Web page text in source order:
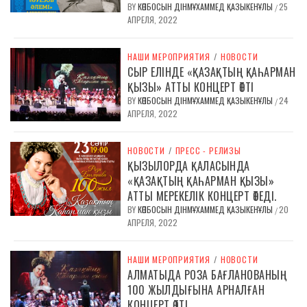
BYКӨПБОСЫН ДІНМҰХАММЕД ҚАЗЫКЕНҰЛЫ /25
АПРЕЛЯ, 2022
НАШИ МЕРОПРИЯТИЯ / НОВОСТИ
СЫР ЕЛІНДЕ «ҚАЗАҚТЫҢ ҚАҺАРМАН
ҚЫЗЫ» АТТЫ КОНЦЕРТ ӨТТІ
BYКӨПБОСЫН ДІНМҰХАММЕД ҚАЗЫКЕНҰЛЫ /24
АПРЕЛЯ, 2022
НОВОСТИ / ПРЕСС - РЕЛИЗЫ
ҚЫЗЫЛОРДА ҚАЛАСЫНДА
«ҚАЗАҚТЫҢ ҚАҺАРМАН ҚЫЗЫ»
АТТЫ МЕРЕКЕЛІК КОНЦЕРТ ӨТЕДІ.
BYКӨПБОСЫН ДІНМҰХАММЕД ҚАЗЫКЕНҰЛЫ /20
АПРЕЛЯ, 2022
НАШИ МЕРОПРИЯТИЯ / НОВОСТИ
АЛМАТЫДА РОЗА БАҒЛАНОВАНЫҢ
100 ЖЫЛДЫҒЫНА АРНАЛҒАН